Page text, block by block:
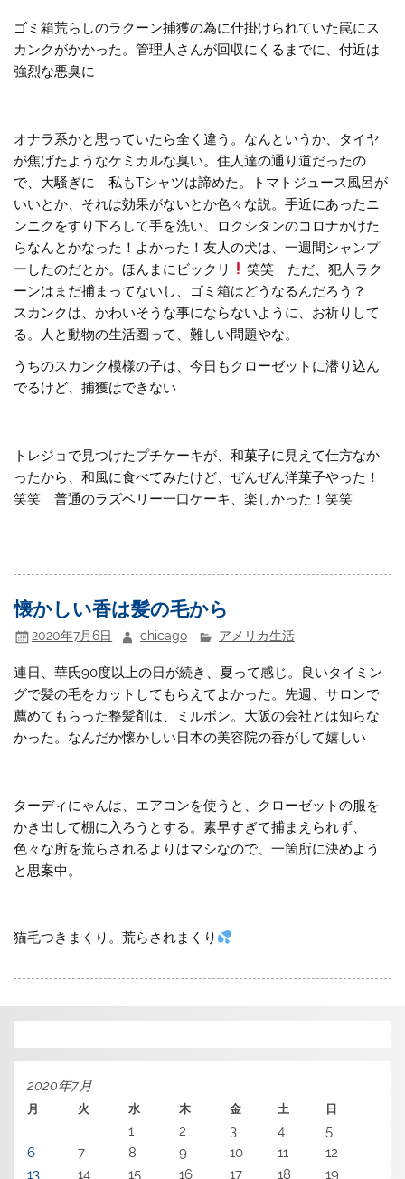
ゴミ箱荒らしのラクーン捕獲の為に仕掛けられていた罠にス
カンクがかかった。管理人さんが回収にくるまでに、付近は
強烈な悪臭に
オナラ系かと思っていたら全く違う。なんというか、タイヤ
が焦げたようなケミカルな臭い。住人達の通り道だったの
で、大騒ぎに 私もTシャツは諦めた。トマトジュース風呂が
いいとか、それは効果がないとか色々な説。手近にあったニ
ンニクをすり下ろして手を洗い、ロクシタンのコロナかけた
らなんとかなった！よかった！友人の犬は、一週間シャンプ
ーしたのだとか。ほんまにビックリ
笑笑 ただ、犯人ラク
ーンはまだ捕まってないし、ゴミ箱はどうなるんだろう？
スカンクは、かわいそうな事にならないように、お祈りして
る。人と動物の生活圏って、難しい問題やな。
うちのスカンク模様の子は、今日もクローゼットに潜り込ん
でるけど、捕獲はできない
トレジョで見つけたプチケーキが、和菓子に見えて仕方なか
ったから、和風に食べてみたけど、ぜんぜん洋菓子やった！
笑笑 普通のラズベリー一口ケーキ、楽しかった！笑笑
懐かしい香は髪の毛から
2020年7月6日 chicago アメリカ生活
連日、華氏90度以上の日が続き、夏って感じ。良いタイミン
グで髪の毛をカットしてもらえてよかった。先週、サロンで
薦めてもらった整髪剤は、ミルボン。大阪の会社とは知らな
かった。なんだか懐かしい日本の美容院の香がして嬉しい
ターディにゃんは、エアコンを使うと、クローゼットの服を
かき出して棚に入ろうとする。素早すぎて捕まえられず、
色々な所を荒らされるよりはマシなので、一箇所に決めよう
と思案中。
猫毛つきまくり。荒らされまくり
2020年7月
月 火 水 木 金 土 日
1 2 3 4
5
6
7 8 9 10 11
12
13
14 15 16 17 18 19